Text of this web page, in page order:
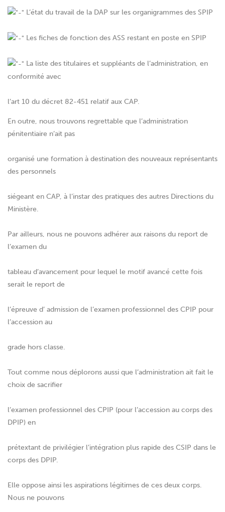
L’état du travail de la DAP sur les organigrammes des SPIP
Les fiches de fonction des ASS restant en poste en SPIP
La liste des titulaires et suppléants de l’administration, en
conformité avec
l’art 10 du décret 82-451 relatif aux CAP.
En outre, nous trouvons regrettable que l’administration
pénitentiaire n’ait pas
organisé une formation à destination des nouveaux représentants
des personnels
siégeant en CAP, à l’instar des pratiques des autres Directions du
Ministère.
Par ailleurs, nous ne pouvons adhérer aux raisons du report de
l’examen du
tableau d’avancement pour lequel le motif avancé cette fois
serait le report de
l’épreuve d’ admission de l’examen professionnel des CPIP pour
l’accession au
grade hors classe.
Tout comme nous déplorons aussi que l’administration ait fait le
choix de sacrifier
l’examen professionnel des CPIP (pour l’accession au corps des
DPIP) en
prétextant de privilégier l’intégration plus rapide des CSIP dans le
corps des DPIP.
Elle oppose ainsi les aspirations légitimes de ces deux corps.
Nous ne pouvons